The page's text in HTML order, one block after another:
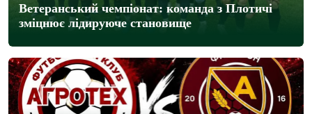
Ветеранський чемпіонат: команда з Плотичі
зміцнює лідируюче становище